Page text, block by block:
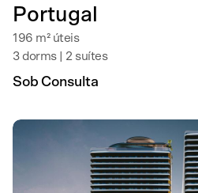
Portugal
196 m² úteis
3 dorms | 2 suítes
Sob Consulta